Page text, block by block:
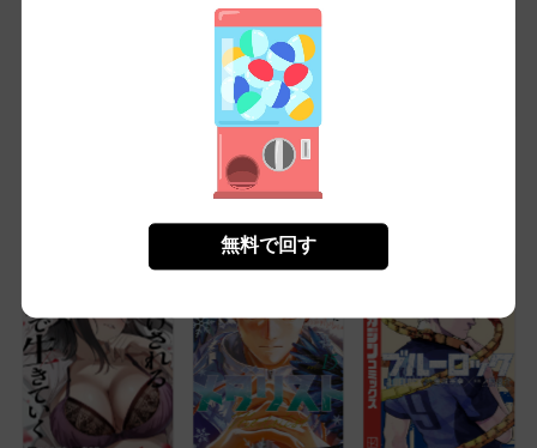
ハーレムの新生活【特
別修正版】(1)
無料
無料で回す